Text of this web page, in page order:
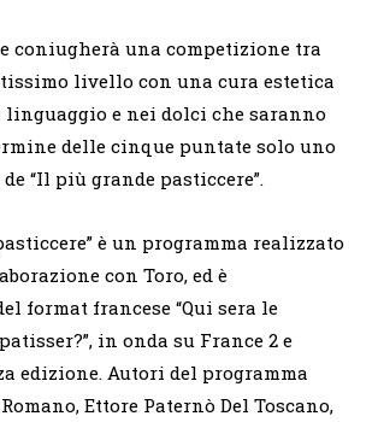
coniugherà una competizione tra
livello con una cura estetica
e nei dolci che saranno
delle cinque puntate solo uno
“Il più grande pasticcere”.
è un programma realizzato
con Toro, ed è
format francese “Qui sera le
in onda su France 2 e
edizione. Autori del programma
Ettore Paternò Del Toscano,